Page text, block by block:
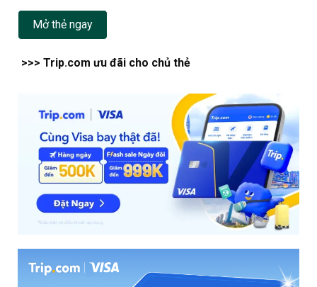
Mở thẻ ngay
>>> Trip.com ưu đãi cho chủ thẻ